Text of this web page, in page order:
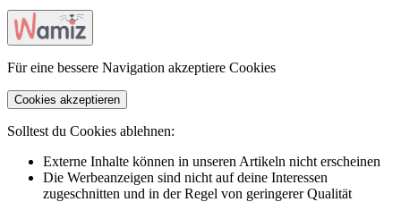
Für eine bessere Navigation akzeptiere Cookies
Cookies akzeptieren
Solltest du Cookies ablehnen:
Externe Inhalte können in unseren Artikeln nicht erscheinen
Die Werbeanzeigen sind nicht auf deine Interessen
zugeschnitten und in der Regel von geringerer Qualität